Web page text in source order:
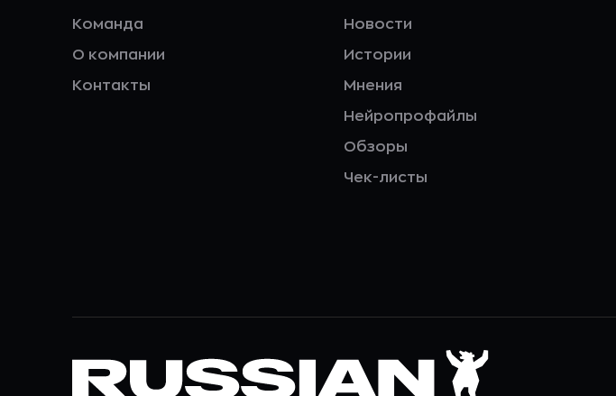
Команда
О компании
Контакты
Новости
Истории
Мнения
Нейропрофайлы
Обзоры
Чек-листы